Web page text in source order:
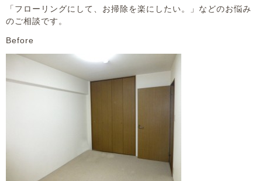
「フローリングにして、お掃除を楽にしたい。」などのお悩み
のご相談です。
Before